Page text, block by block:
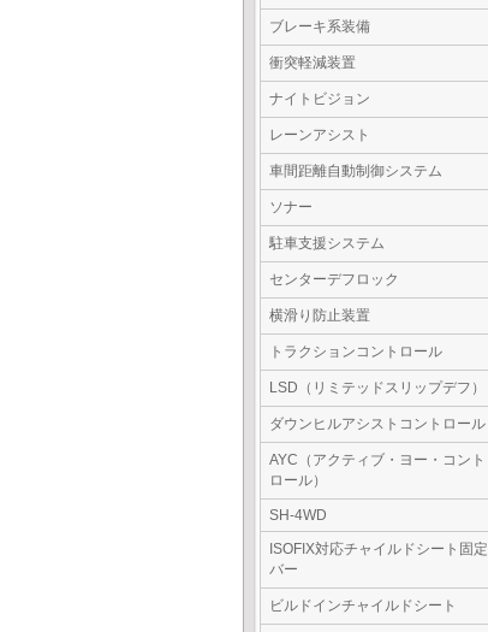
ブレーキ系装備
衝突軽減装置
ナイトビジョン
レーンアシスト
車間距離自動制御システム
ソナー
駐車支援システム
センターデフロック
横滑り防止装置
トラクションコントロール
LSD（リミテッドスリップデフ）
ダウンヒルアシストコントロール
AYC（アクティブ・ヨー・コント
ロール）
SH-4WD
ISOFIX対応チャイルドシート固定
バー
ビルドインチャイルドシート